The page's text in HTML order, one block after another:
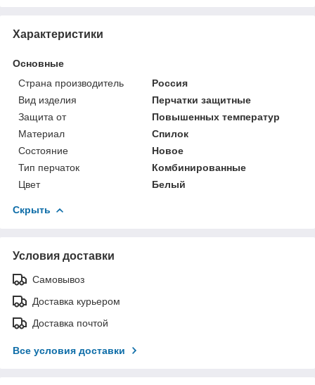
Характеристики
Основные
Страна производитель
Россия
Вид изделия
Перчатки защитные
Защита от
Повышенных температур
Материал
Спилок
Состояние
Новое
Тип перчаток
Комбинированные
Цвет
Белый
Скрыть
Условия доставки
Самовывоз
Доставка курьером
Доставка почтой
Все условия доставки